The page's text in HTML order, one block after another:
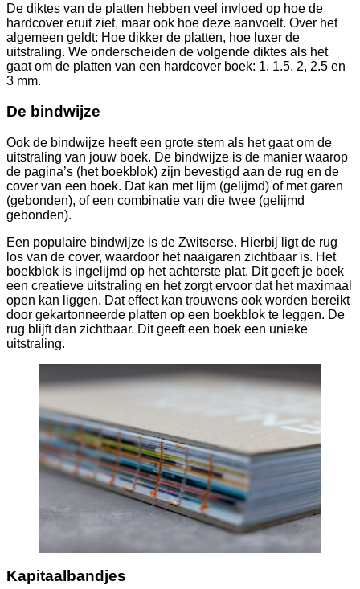
De diktes van de platten hebben veel invloed op hoe de
hardcover eruit ziet, maar ook hoe deze aanvoelt. Over het
algemeen geldt: Hoe dikker de platten, hoe luxer de
uitstraling. We onderscheiden de volgende diktes als het
gaat om de platten van een hardcover boek: 1, 1.5, 2, 2.5 en
3 mm.
De bindwijze
Ook de bindwijze heeft een grote stem als het gaat om de
uitstraling van jouw boek. De bindwijze is de manier waarop
de pagina’s (het boekblok) zijn bevestigd aan de rug en de
cover van een boek. Dat kan met lijm (gelijmd) of met garen
(gebonden), of een combinatie van die twee (gelijmd
gebonden).
Een populaire bindwijze is de Zwitserse. Hierbij ligt de rug
los van de cover, waardoor het naaigaren zichtbaar is. Het
boekblok is ingelijmd op het achterste plat. Dit geeft je boek
een creatieve uitstraling en het zorgt ervoor dat het maximaal
open kan liggen. Dat effect kan trouwens ook worden bereikt
door gekartonneerde platten op een boekblok te leggen. De
rug blijft dan zichtbaar. Dit geeft een boek een unieke
uitstraling.
Kapitaalbandjes